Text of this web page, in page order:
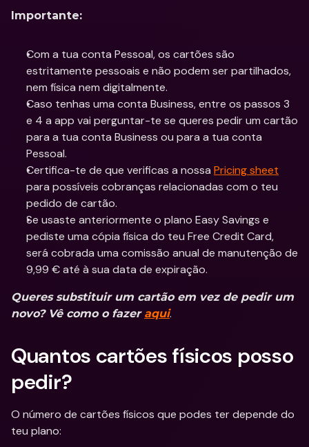
Importante:
Com a tua conta Pessoal, os cartões são
estritamente pessoais e não podem ser partilhados,
nem física nem digitalmente.
Caso tenhas uma conta Business, entre os passos 3
e 4 a app vai perguntar-te se queres pedir um cartão
para a tua conta Business ou para a tua conta
Pessoal.
Certifica-te de que verificas a nossa Pricing sheet
para possíveis cobranças relacionadas com o teu
pedido de cartão.
Se usaste anteriormente o plano Easy Savings e
pediste uma cópia física do teu Free Credit Card,
será cobrada uma comissão anual de manutenção de
9,99 € até à sua data de expiração.
Queres substituir um cartão em vez de pedir um
novo? Vê como o fazer aqui.
Quantos cartões físicos posso
pedir?
O número de cartões físicos que podes ter depende do
teu plano: